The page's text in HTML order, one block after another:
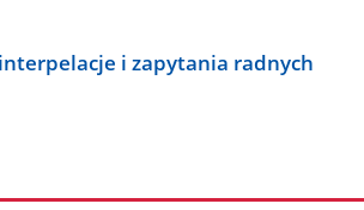
i zapytania radnych